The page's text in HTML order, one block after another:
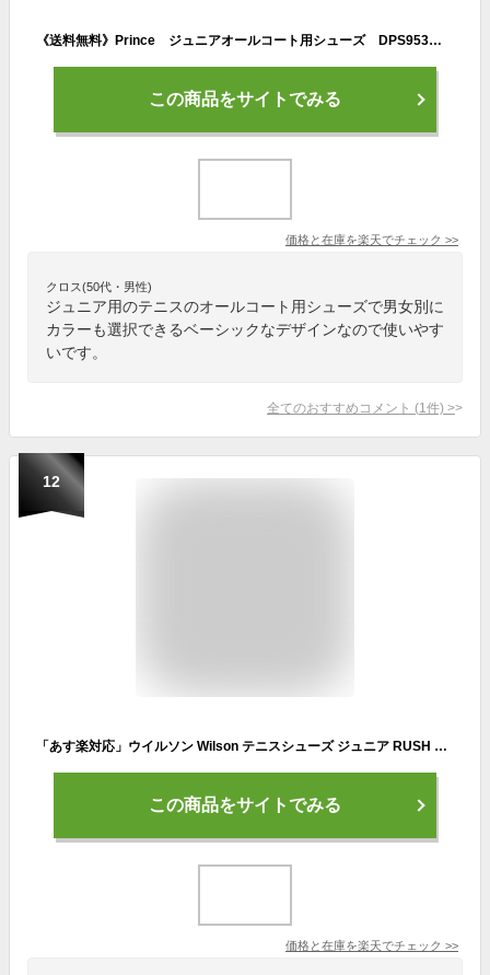
《送料無料》Prince ジュニアオールコート用シューズ DPS953 プリンス ジュニア テニスシューズ オールコート用
この商品をサイトでみる
価格と在庫を楽天でチェック >>
クロス(50代・男性)
ジュニア用のテニスのオールコート用シューズで男女別に
カラーも選択できるベーシックなデザインなので使いやす
いです。
全てのおすすめコメント (1 件) >
12
「あす楽対応」ウイルソン Wilson テニスシューズ ジュニア RUSH PRO JR L ラッシュプロジュニア オールコート用 WRS330400U『即日出荷』
この商品をサイトでみる
価格と在庫を楽天でチェック >>